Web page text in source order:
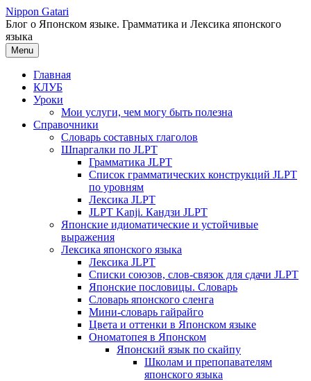
Перейти
к
содержимому
Nippon Gatari
Блог о Японском языке. Грамматика и Лексика японского
языка
Menu
Главная
КЛУБ
Уроки
Мои услуги, чем могу быть полезна
Справочники
Словарь составных глаголов
Шпаргалки по JLPT
Грамматика JLPT
Список грамматических конструкций JLPT
по уровням
Лексика JLPT
JLPT Kanji. Кандзи JLPT
Японские идиоматические и устойчивые
выражения
Лексика японского языка
Лексика JLPT
Списки союзов, слов-связок для сдачи JLPT
Японские пословицы. Словарь
Словарь японского сленга
Мини-словарь гайрайго
Цвета и оттенки в Японском языке
Ономатопея в Японском
Японский язык по скайпу
Школам и препопавателям
японского языка